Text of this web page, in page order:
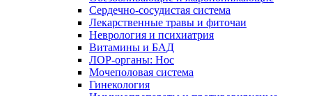
Сердечно-сосудистая система
Лекарственные травы и фиточаи
Неврология и психиатрия
Витамины и БАД
ЛОР-органы: Нос
Мочеполовая система
Гинекология